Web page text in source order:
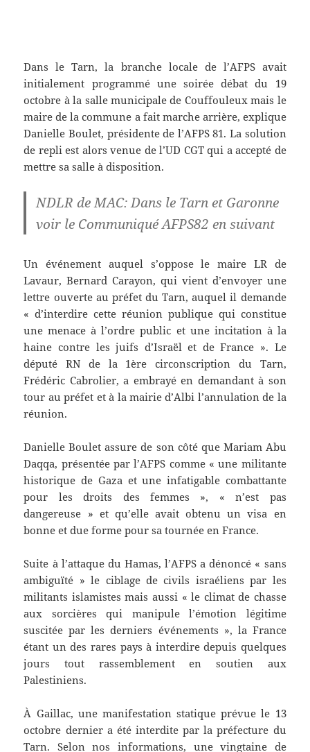
Dans le Tarn, la branche locale de l’AFPS avait
initialement programmé une soirée débat du 19
octobre à la salle municipale de Couffouleux mais le
maire de la commune a fait marche arrière, explique
Danielle Boulet, présidente de l’AFPS 81. La solution
de repli est alors venue de l’UD CGT qui a accepté de
mettre sa salle à disposition.
NDLR de MAC: Dans le Tarn et Garonne
voir le Communiqué AFPS82 en suivant
Un événement auquel s’oppose le maire LR de
Lavaur, Bernard Carayon, qui vient d’envoyer une
lettre ouverte au préfet du Tarn, auquel il demande
« d’interdire cette réunion publique qui constitue
une menace à l’ordre public et une incitation à la
haine contre les juifs d’Israël et de France ». Le
député RN de la 1ère circonscription du Tarn,
Frédéric Cabrolier, a embrayé en demandant à son
tour au préfet et à la mairie d’Albi l’annulation de la
réunion.
Danielle Boulet assure de son côté que Mariam Abu
Daqqa, présentée par l’AFPS comme « une militante
historique de Gaza et une infatigable combattante
pour les droits des femmes », « n’est pas
dangereuse » et qu’elle avait obtenu un visa en
bonne et due forme pour sa tournée en France.
Suite à l’attaque du Hamas, l’AFPS a dénoncé « sans
ambiguïté » le ciblage de civils israéliens par les
militants islamistes mais aussi « le climat de chasse
aux sorcières qui manipule l’émotion légitime
suscitée par les derniers événements », la France
étant un des rares pays à interdire depuis quelques
jours tout rassemblement en soutien aux
Palestiniens.
À Gaillac, une manifestation statique prévue le 13
octobre dernier a été interdite par la préfecture du
Tarn. Selon nos informations, une vingtaine de